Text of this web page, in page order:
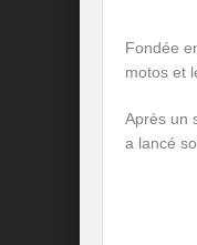
Fondée
motos et
Après un
a lancé